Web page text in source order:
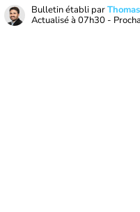
Bulletin établi par
Actualisé à 07h30 -